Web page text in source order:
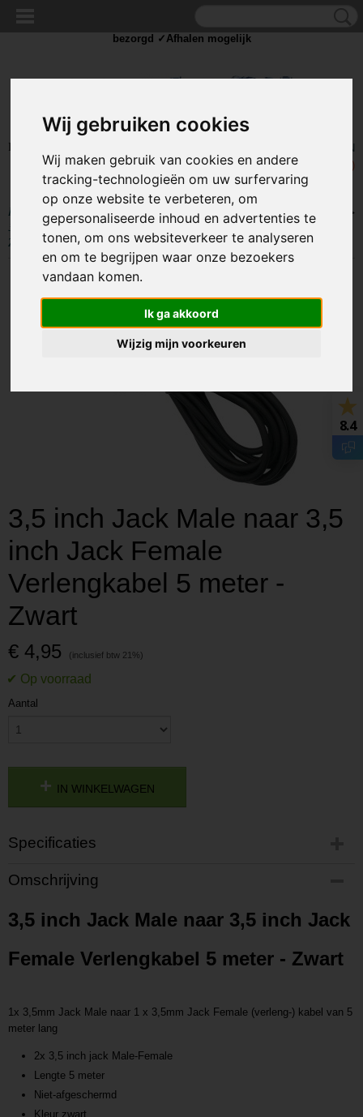
Wij gebruiken cookies
Wij maken gebruik van cookies en andere
tracking-technologieën om uw surfervaring
op onze website te verbeteren, om
gepersonaliseerde inhoud en advertenties te
tonen, om ons websiteverkeer te analyseren
en om te begrijpen waar onze bezoekers
vandaan komen.
Ik ga akkoord
Wijzig mijn voorkeuren
Inloggen
UW WINKELWAGEN
Geen producten
(0)
Home BEELD EN GELUID > Kabels en Splitters >(mini) Jack kabels
>
3,5 inch Jack Male naar 3,5 inch Jack Female Verlengkabel 5 meter -
Zwart
3,5 inch Jack Male naar 3,5
inch Jack Female
Verlengkabel 5 meter -
Zwart
€ 4,95
Aantal
IN WINKELWAGEN
Specificaties
Productcode
P201810291506
L201810291506
Omschrijving
3,5 inch Jack Male naar 3,5 inch Jack
Female Verlengkabel 5 meter - Zwart
1x 3,5mm Jack Male naar 1 x 3,5mm Jack Female (verleng-) kabel van 5
meter lang
2x 3,5 inch jack Male-Female
Lengte 5 meter
Niet-afgeschermd
Kleur zwart
bezorgd ✓Afhalen mogelijk
8.4